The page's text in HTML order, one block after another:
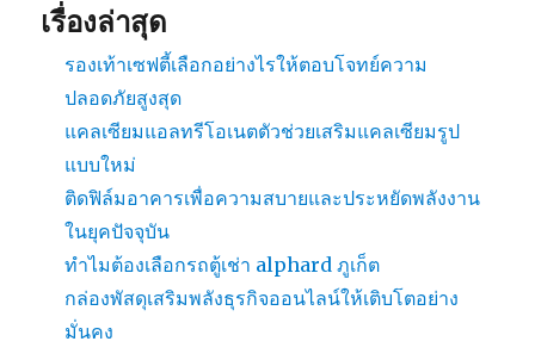
เรื่องล่าสุด
รองเท้าเซฟตี้เลือกอย่างไรให้ตอบโจทย์ความ
ปลอดภัยสูงสุด
แคลเซียมแอลทรีโอเนตตัวช่วยเสริมแคลเซียมรูป
แบบใหม่
ติดฟิล์มอาคารเพื่อความสบายและประหยัดพลังงาน
ในยุคปัจจุบัน
ทำไมต้องเลือกรถตู้เช่า alphard ภูเก็ต
กล่องพัสดุเสริมพลังธุรกิจออนไลน์ให้เติบโตอย่าง
มั่นคง